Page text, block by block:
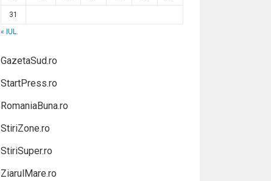
31
« IUL.
GazetaSud.ro
StartPress.ro
RomaniaBuna.ro
StiriZone.ro
StiriSuper.ro
ZiarulMare.ro